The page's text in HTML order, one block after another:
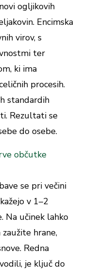
ogljikovih
Encimska
virov, s
ter
ki ima
procesih.
standardih
Rezultati se
do osebe.
občutke
se pri večini
v 1–2
Na učinek lahko
hrane,
Redna
je ključ do